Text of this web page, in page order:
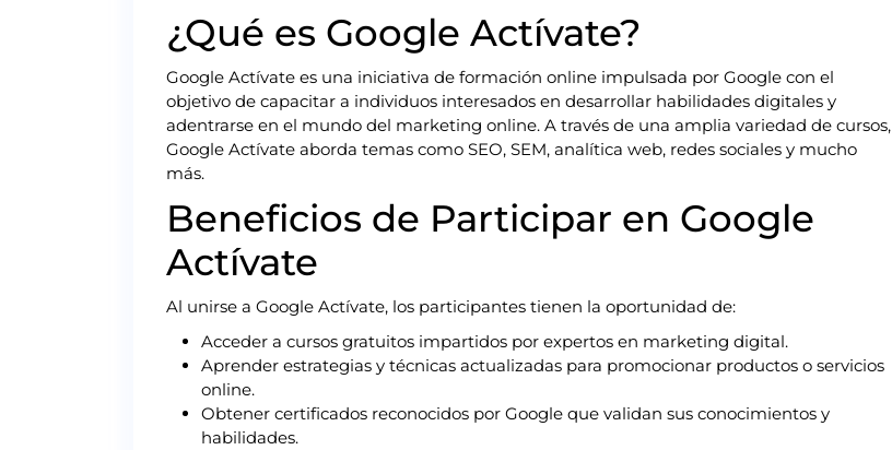
¿Qué es Google Actívate?
Google Actívate es una iniciativa de formación online impulsada por Google con el
objetivo de capacitar a individuos interesados en desarrollar habilidades digitales y
adentrarse en el mundo del marketing online. A través de una amplia variedad de cursos,
Google Actívate aborda temas como SEO, SEM, analítica web, redes sociales y mucho
más.
Beneficios de Participar en Google
Actívate
Al unirse a Google Actívate, los participantes tienen la oportunidad de:
Acceder a cursos gratuitos impartidos por expertos en marketing digital.
Aprender estrategias y técnicas actualizadas para promocionar productos o servicios
online.
Obtener certificados reconocidos por Google que validan sus conocimientos y
habilidades.